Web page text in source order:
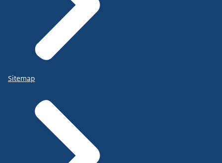
Sitemap